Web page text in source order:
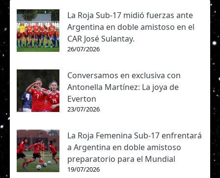
La Roja Sub-17 midió fuerzas ante
Argentina en doble amistoso en el
CAR José Sulantay.
26/07/2026
Conversamos en exclusiva con
Antonella Martínez: La joya de
Everton
23/07/2026
La Roja Femenina Sub-17 enfrentará
a Argentina en doble amistoso
preparatorio para el Mundial
19/07/2026